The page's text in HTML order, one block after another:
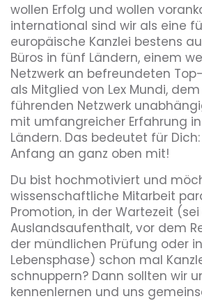
wollen Erfolg und wollen
international sind wir als eine
europäische Kanzlei bestens
Büros in fünf Ländern, einem
Netzwerk an befreundeten
als Mitglied von Lex Mundi,
führenden Netzwerk
mit umfangreicher Erfahrung in
Ländern. Das bedeutet für
Anfang an ganz oben mit!
Du bist hochmotiviert und
wissenschaftliche Mitarbeit
Promotion, in der Wartezeit
Auslandsaufenthalt, vor dem
der mündlichen Prüfung oder
Lebensphase) schon mal
schnuppern? Dann sollten wir
kennenlernen und uns